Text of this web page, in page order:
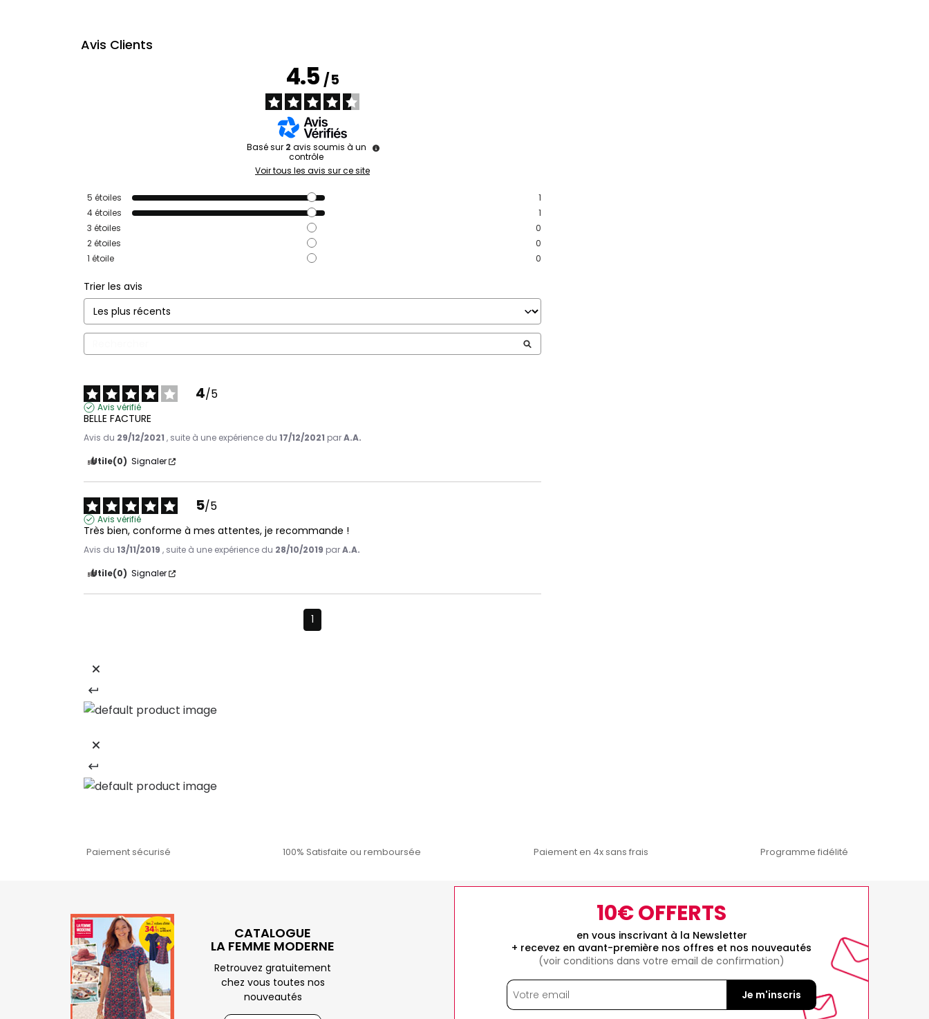
Avis Clients
4.5/5
Basé sur 2 avis soumis à un
contrôle
Voir tous les avis sur ce site
5 étoiles
1
4étoiles
1
3 étoiles
0
2étoiles
0
1 étoile 0
Trier les avis
4/5
Avis vérifié
BELLE FACTURE
Avis du 29/12/2021 , suite à une expérience du 17/12/2021 parA.A.
Utile(0) Signaler
5/5
Avis vérifié
Très bien, conforme à mes attentes, je recommande !
Avis du 13/11/2019 , suite à une expérience du 28/10/2019 parA.A.
Utile(0) Signaler
1
Paiement sécurisé 100% Satisfaite ou remboursée Paiement en 4x sans frais Programme fidélité
CATALOGUE
LA FEMME MODERNE
Retrouvez gratuitement
chez vous toutes nos
nouveautés
10€ OFFERTS
en vous inscrivant à la Newsletter
+ recevez en avant-première nos offres et nos nouveautés
(voir conditions dans votre email de confirmation)
Je m'inscris